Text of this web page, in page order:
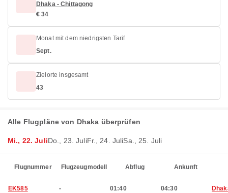
Dhaka - Chittagong
€ 34
Monat mit dem niedrigsten Tarif
Sept.
Zielorte insgesamt
43
Alle Flugpläne von Dhaka überprüfen
Mi., 22. JuliDo., 23. JuliFr., 24. JuliSa., 25. Juli
Flugnummer Flugzeugmodell Abflug Ankunft
EK585 - 01:40 04:30